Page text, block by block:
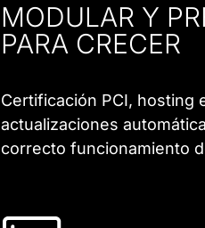
MODULAR Y
PARA CRECER
Certificación PCI, hosting
actualizaciones
correcto funcionamiento